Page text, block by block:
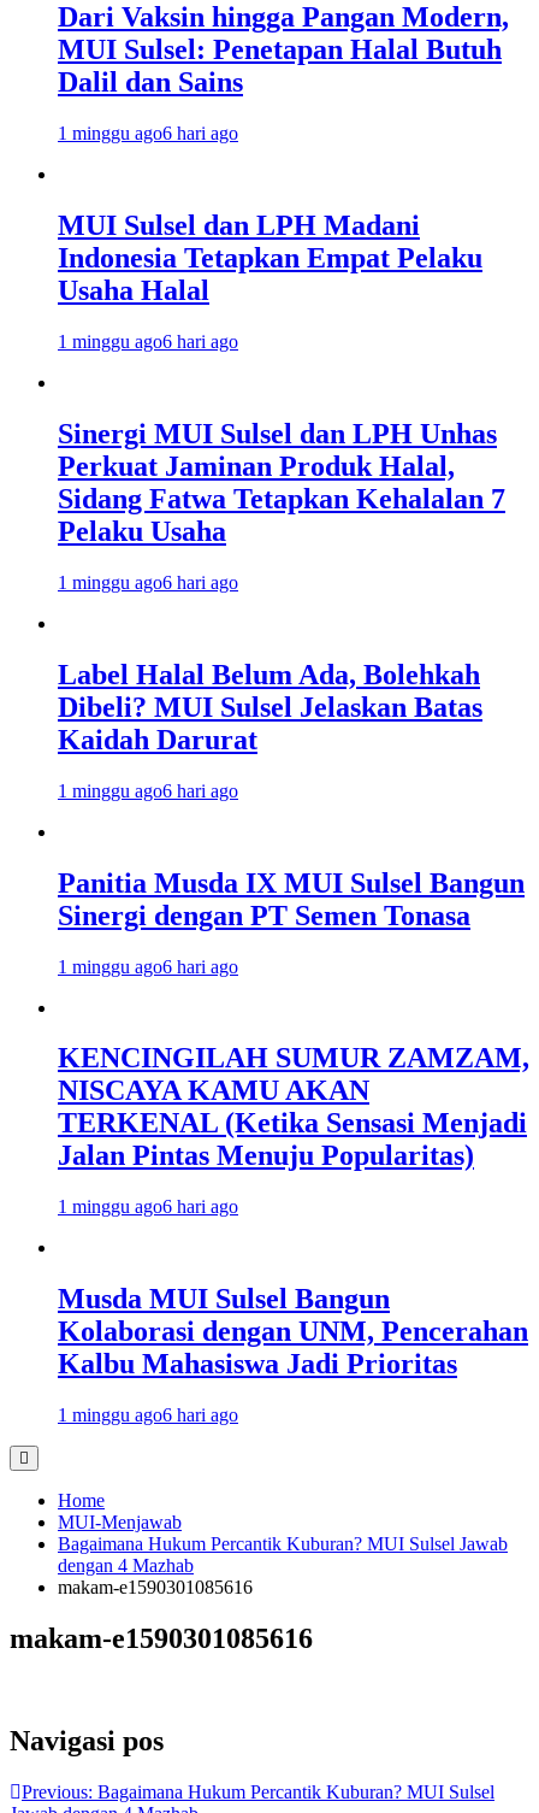
Dari Vaksin hingga Pangan Modern,
MUI Sulsel: Penetapan Halal Butuh
Dalil dan Sains
1 minggu ago6 hari ago
MUI Sulsel dan LPH Madani
Indonesia Tetapkan Empat Pelaku
Usaha Halal
1 minggu ago6 hari ago
Sinergi MUI Sulsel dan LPH Unhas
Perkuat Jaminan Produk Halal,
Sidang Fatwa Tetapkan Kehalalan 7
Pelaku Usaha
1 minggu ago6 hari ago
Label Halal Belum Ada, Bolehkah
Dibeli? MUI Sulsel Jelaskan Batas
Kaidah Darurat
1 minggu ago6 hari ago
Panitia Musda IX MUI Sulsel Bangun
Sinergi dengan PT Semen Tonasa
1 minggu ago6 hari ago
KENCINGILAH SUMUR ZAMZAM,
NISCAYA KAMU AKAN
TERKENAL (Ketika Sensasi Menjadi
Jalan Pintas Menuju Popularitas)
1 minggu ago6 hari ago
Musda MUI Sulsel Bangun
Kolaborasi dengan UNM, Pencerahan
Kalbu Mahasiswa Jadi Prioritas
1 minggu ago6 hari ago
Home
MUI-Menjawab
Bagaimana Hukum Percantik Kuburan? MUI Sulsel Jawab
dengan 4 Mazhab
makam-e1590301085616
makam-e1590301085616
Navigasi pos
Previous: Bagaimana Hukum Percantik Kuburan? MUI Sulsel